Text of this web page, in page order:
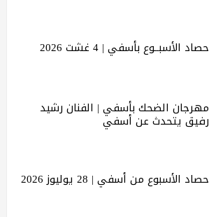
حصاد الأسبــوع بأسفي | 4 غشت 2026
مهرجان الضحك بأسفي | الفنان رشيد
رفيق يتحدث عن أسفي
حصاد الأسبوع من أسفي | 28 يوليوز 2026